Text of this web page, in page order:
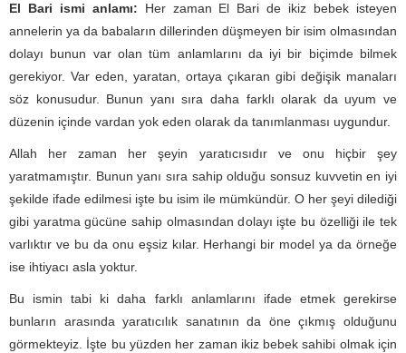
El Bari ismi anlamı: Her zaman El Bari de ikiz bebek isteyen
annelerin ya da babaların dillerinden düşmeyen bir isim olmasından
dolayı bunun var olan tüm anlamlarını da iyi bir biçimde bilmek
gerekiyor. Var eden, yaratan, ortaya çıkaran gibi değişik manaları
söz konusudur. Bunun yanı sıra daha farklı olarak da uyum ve
düzenin içinde vardan yok eden olarak da tanımlanması uygundur.
Allah her zaman her şeyin yaratıcısıdır ve onu hiçbir şey
yaratmamıştır. Bunun yanı sıra sahip olduğu sonsuz kuvvetin en iyi
şekilde ifade edilmesi işte bu isim ile mümkündür. O her şeyi dilediği
gibi yaratma gücüne sahip olmasından dolayı işte bu özelliği ile tek
varlıktır ve bu da onu eşsiz kılar. Herhangi bir model ya da örneğe
ise ihtiyacı asla yoktur.
Bu ismin tabi ki daha farklı anlamlarını ifade etmek gerekirse
bunların arasında yaratıcılık sanatının da öne çıkmış olduğunu
görmekteyiz. İşte bu yüzden her zaman ikiz bebek sahibi olmak için